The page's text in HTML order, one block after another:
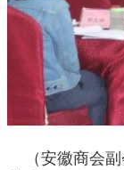
（安徽商会副